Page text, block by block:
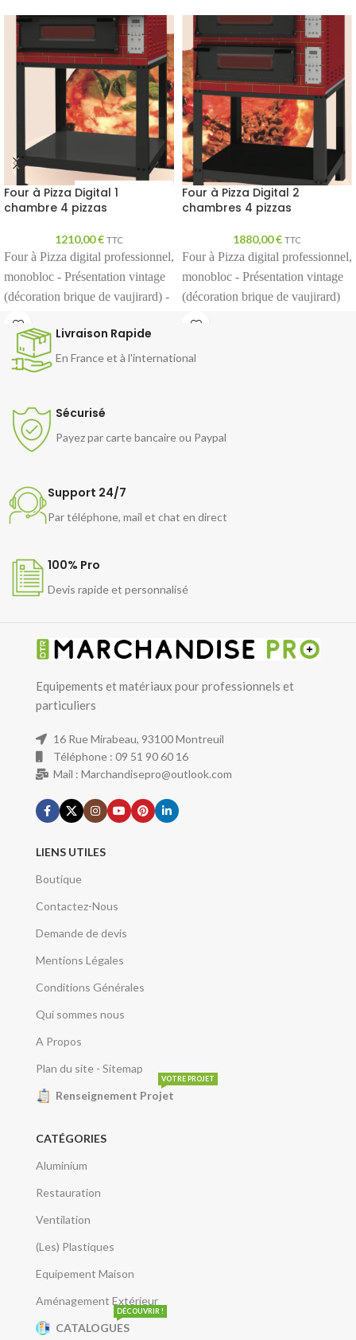
Four à Pizza Digital 1
chambre 4 pizzas
1210,00€ TTC
Four à Pizza digital professionnel,
monobloc - Présentation vintage
(décoration brique de vaujirard) -
36 cm par chambre Régulation
thermostatique digital de 50 à
400°C.
Four à Pizza Digital 2
chambres 4 pizzas
1880,00€ TTC
Four à Pizza digital professionnel,
monobloc - Présentation vintage
(décoration brique de vaujirard)
chambre Régulation
Livraison Rapide
En France et à l'international
Sécurisé
Payez par carte bancaire ou Paypal
Support 24/7
Par téléphone, mail et chat en direct
100% Pro
Devis rapide et personnalisé
Equipements et matériaux pour professionnels et
particuliers
16 Rue Mirabeau, 93100 Montreuil
Téléphone : 09 51 90 60 16
Mail : Marchandisepro@outlook.com
LIENS UTILES
Boutique
Contactez-Nous
Demande de devis
Mentions Légales
Conditions Générales
Qui sommes nous
A Propos
Plan du site - Sitemap
Renseignement Projet
VOTRE PROJET
CATÉGORIES
Aluminium
Restauration
Ventilation
(Les) Plastiques
Equipement Maison
Aménagement Extérieur
CATALOGUES
DÉCOUVRIR !